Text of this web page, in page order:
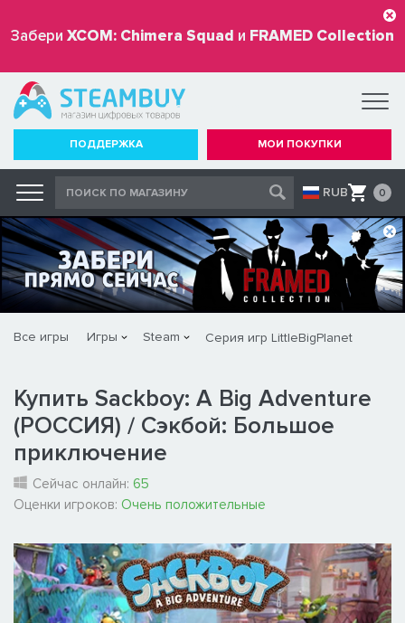
Забери XCOM: Chimera Squad и FRAMED Collection
бесплатно
ПОДДЕРЖКА МОИ ПОКУПКИ
RUB 0
Все игры Игры Steam Серия игр LittleBigPlanet
Купить Sackboy: A Big Adventure
(РОССИЯ) / Сэкбой: Большое
приключение
Сейчас онлайн: 65
Оценки игроков: Очень положительные